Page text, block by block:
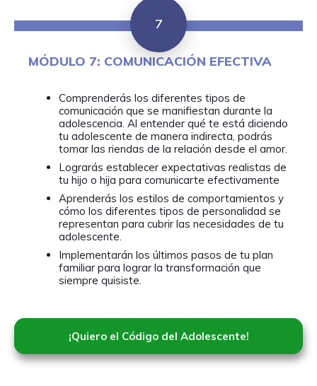
7
MÓDULO 7: COMUNICACIÓN EFECTIVA
Comprenderás los diferentes tipos de
comunicación que se manifiestan durante la
adolescencia. Al entender qué te está diciendo
tu adolescente de manera indirecta, podrás
tomar las riendas de la relación desde el amor.
Lograrás establecer expectativas realistas de
tu hijo o hija para comunicarte efectivamente
Aprenderás los estilos de comportamientos y
cómo los diferentes tipos de personalidad se
representan para cubrir las necesidades de tu
adolescente.
Implementarán los últimos pasos de tu plan
familiar para lograr la transformación que
siempre quisiste.
¡Quiero el Código del Adolescente!